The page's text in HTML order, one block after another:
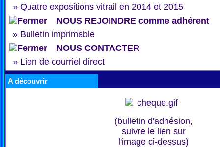
» Quatre expositions vitrail en 2014 et 2015
NOUS REJOINDRE comme adhérent
» Bulletin imprimable
NOUS CONTACTER
» Lien de courriel direct
A découvrir
(bulletin d'adhésion,
suivre le lien sur
l'image ci-dessus)